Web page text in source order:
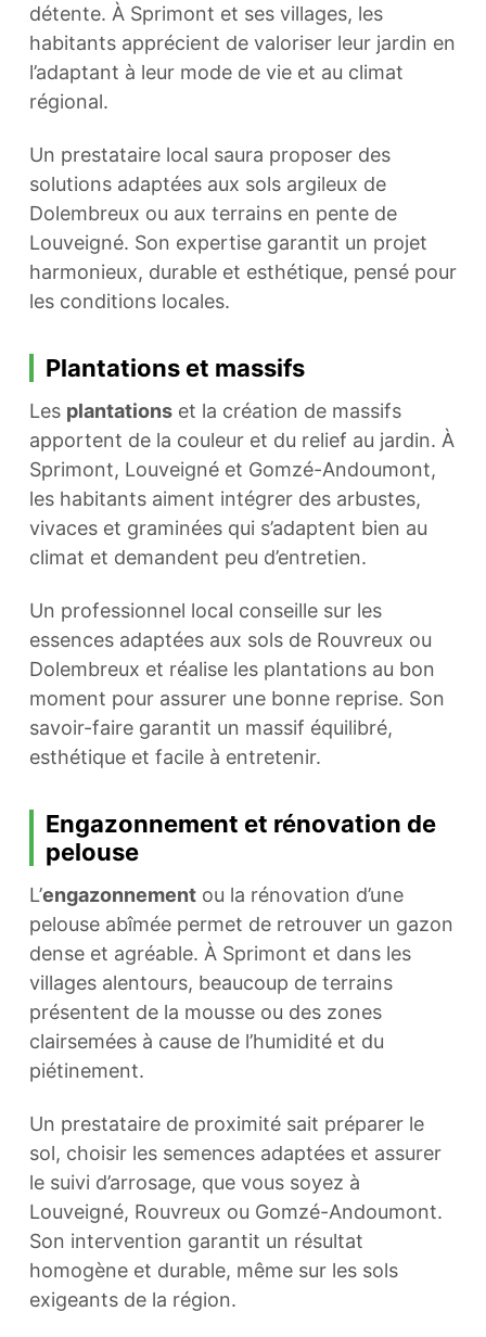
détente. À Sprimont et ses villages, les
habitants apprécient de valoriser leur jardin en
l’adaptant à leur mode de vie et au climat
régional.
Un prestataire local saura proposer des
solutions adaptées aux sols argileux de
Dolembreux ou aux terrains en pente de
Louveigné. Son expertise garantit un projet
harmonieux, durable et esthétique, pensé pour
les conditions locales.
Plantations et massifs
Les plantationset la création de massifs
apportent de la couleur et du relief au jardin. À
Sprimont, Louveigné et Gomzé-Andoumont,
les habitants aiment intégrer des arbustes,
vivaces et graminées qui s’adaptent bien au
climat et demandent peu d’entretien.
Un professionnel local conseille sur les
essences adaptées aux sols de Rouvreux ou
Dolembreux et réalise les plantations au bon
moment pour assurer une bonne reprise. Son
savoir-faire garantit un massif équilibré,
esthétique et facile à entretenir.
Engazonnement et rénovation de
pelouse
L’engazonnementou la rénovation d’une
pelouse abîmée permet de retrouver un gazon
dense et agréable. À Sprimont et dans les
villages alentours, beaucoup de terrains
présentent de la mousse ou des zones
clairsemées à cause de l’humidité et du
piétinement.
Un prestataire de proximité sait préparer le
sol, choisir les semences adaptées et assurer
le suivi d’arrosage, que vous soyez à
Louveigné, Rouvreux ou Gomzé-Andoumont.
Son intervention garantit un résultat
homogène et durable, même sur les sols
exigeants de la région.